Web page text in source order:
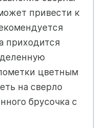
привести к
приходится
цветным
на сверло
брусочка с